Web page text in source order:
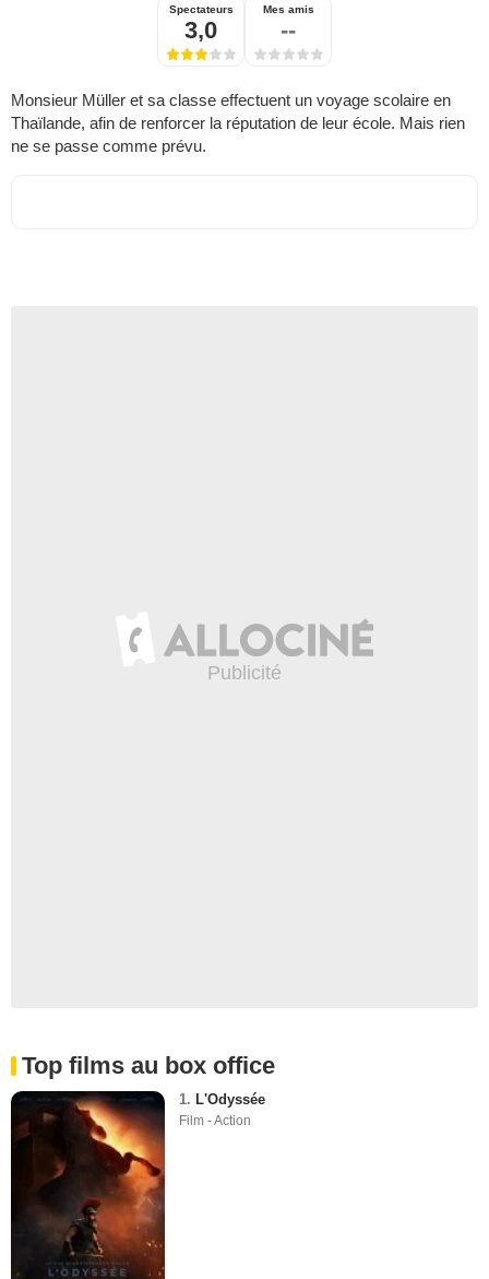
Spectateurs
3,0
Mes amis
--
Monsieur Müller et sa classe effectuent un voyage scolaire en
Thaïlande, afin de renforcer la réputation de leur école. Mais rien
ne se passe comme prévu.
Top films au box office
1. L'Odyssée
Film - Action